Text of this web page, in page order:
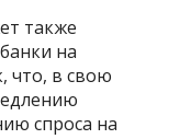
также
на
что, в свою
спроса на